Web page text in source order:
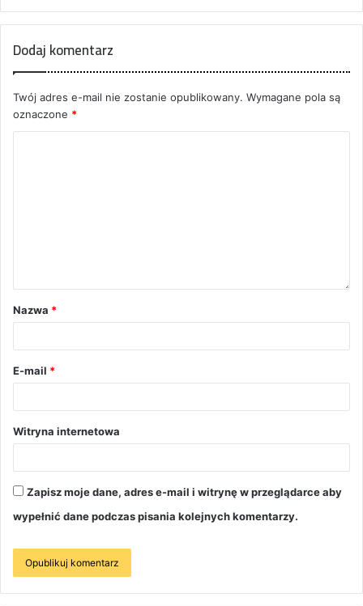
Dodaj komentarz
Twój adres e-mail nie zostanie opublikowany. Wymagane pola są
oznaczone *
Nazwa *
E-mail *
Witryna internetowa
Zapisz moje dane, adres e-mail i witrynę w przeglądarce aby
wypełnić dane podczas pisania kolejnych komentarzy.